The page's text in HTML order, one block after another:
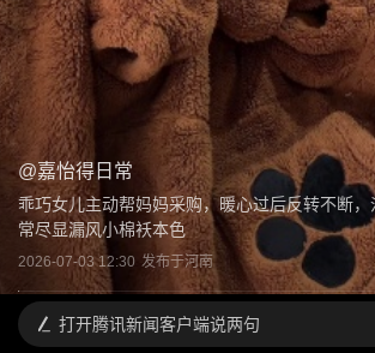
@嘉怡得日常
乖巧女儿主动帮妈妈采购，暖心过后反转不断，
常尽显漏风小棉袄本色
2026-07-03 12:30 发布于河南
打开腾讯新闻客户端说两句